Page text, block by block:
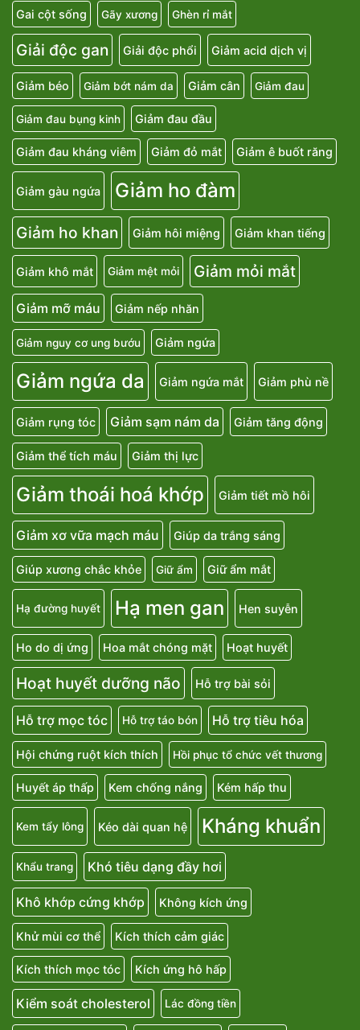
Gai cột sống Gãy xương Ghèn rỉ mắt
Giải độc gan Giải độc phổi Giảm acid dịch vị
Giảm béo Giảm bớt nám da Giảm cân Giảm đau
Giảm đau bụng kinh Giảm đau đầu
Giảm đau kháng viêm Giảm đỏ mắt Giảm ê buốt răng
Giảm gàu ngứa Giảm ho đàm
Giảm ho khan Giảm hôi miệng Giảm khan tiếng
Giảm khô mắt Giảm mệt mỏi Giảm mỏi mắt
Giảm mỡ máu Giảm nếp nhăn
Giảm nguy cơ ung bướu Giảm ngứa
Giảm ngứa da Giảm ngứa mắt Giảm phù nề
Giảm rụng tóc Giảm sạm nám da Giảm tăng động
Giảm thể tích máu Giảm thị lực
Giảm thoái hoá khớp Giảm tiết mồ hôi
Giảm xơ vữa mạch máu Giúp da trắng sáng
Giúp xương chắc khỏe Giữ ẩm Giữ ẩm mắt
Hạ đường huyết Hạ men gan Hen suyễn
Ho do dị ứng Hoa mắt chóng mặt Hoạt huyết
Hoạt huyết dưỡng não Hỗ trợ bài sỏi
Hỗ trợ mọc tóc Hỗ trợ táo bón Hỗ trợ tiêu hóa
Hội chứng ruột kích thích Hồi phục tổ chức vết thương
Huyết áp thấp Kem chống nắng Kém hấp thu
Kem tẩy lông Kéo dài quan hệ Kháng khuẩn
Khẩu trang Khó tiêu dạng đầy hơi
Khô khớp cứng khớp Không kích ứng
Khử mùi cơ thể Kích thích cảm giác
Kích thích mọc tóc Kích ứng hô hấp
Kiểm soát cholesterol Lác đồng tiền